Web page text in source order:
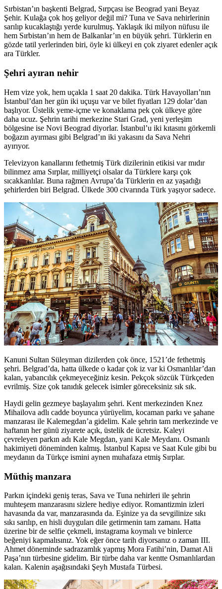
Sırbistan’ın başkenti Belgrad, Sırpçası ise Beograd yani Beyaz
Şehir. Kulağa çok hoş geliyor değil mi? Tuna ve Sava nehirlerinin
sarılıp kucaklaştığı yerde kurulmuş. Yaklaşık iki milyon nüfusu ile
hem Sırbistan’ın hem de Balkanlar’ın en büyük şehri. Türklerin en
gözde tatil yerlerinden biri, öyle ki ülkeyi en çok ziyaret edenler açık
ara Türkler.
Şehri ayıran nehir
Hem vize yok, hem uçakla 1 saat 20 dakika. Türk Havayolları’nın
İstanbul’dan her gün iki uçuşu var ve bilet fiyatları 129 dolar’dan
başlıyor. Üstelik yeme-içme ve konaklama pek çok ülkeye göre
daha ucuz. Şehrin tarihi merkezine Stari Grad, yeni yerleşim
bölgesine ise Novi Beograd diyorlar. İstanbul’u iki kıtasını görkemli
boğazın ayırması gibi Belgrad’ın iki yakasını da Sava Nehri
ayırıyor.
Televizyon kanallarını fethetmiş Türk dizilerinin etikisi var mıdır
bilinmez ama Sırplar, milliyetçi olsalar da Türklere karşı çok
sıcakkanlılar. Buna rağmen Avrupa’da Türklerin en az yaşadığı
şehirlerden biri Belgrad. Ülkede 300 civarında Türk yaşıyor sadece.
Kanuni Sultan Süleyman dizilerden çok önce, 1521’de fethetmiş
şehri. Belgrad’da, hatta ülkede o kadar çok iz var ki Osmanlılar’dan
kalan, yabancılık çekmeyeceğiniz kesin. Pekçok sözcük Türkçeden
evrilmiş. Size çok tanıdık gelecek isimler göreceksiniz sık sık.
Haydi gelin gezmeye başlayalım şehri. Kent merkezinden Knez
Mihailova adlı cadde boyunca yürüyelim, kocaman parkı ve şahane
manzarası ile Kalemegdan’a gidelim. Kale şehrin tam merkezinde ve
haftanın her günü ziyarete açık, üstelik de ücretsiz. Kaleyi
çevreleyen parkın adı Kale Megdan, yani Kale Meydanı. Osmanlı
hakimiyeti döneminden kalmış. İstanbul Kapısı ve Saat Kule gibi bu
meydanın da Türkçe ismini aynen muhafaza etmiş Sırplar.
Müthiş manzara
Parkın içindeki geniş teras, Sava ve Tuna nehirleri ile şehrin
muhteşem manzarasını sizlere hediye ediyor. Romantizmin izleri
havasında da var, manzarasında da. Eşinize ya da sevgilinize sıkı
sıkı sarılıp, en hisli duyguları dile getirmenin tam zamanı. Hatta
üzerine bir de selfie çekmeli, instagrama koymalı ve binlerce
beğeniyi kapmalısınız. Yok eğer önce tarih diyorsanız o zaman III.
Ahmet döneminde sadrazamlık yapmış Mora Fatihi’nin, Damat Ali
Paşa’nın türbesine gidelim. Bir türbe daha var kentte Osmanlılardan
kalan. Kalenin aşağısındaki Şeyh Mustafa Türbesi.